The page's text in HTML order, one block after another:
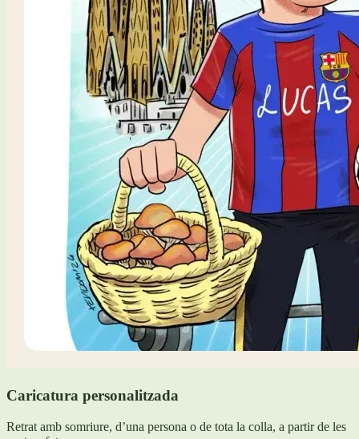
Caricatura personalitzada
Retrat amb somriure, d’una persona o de tota la colla, a partir de les